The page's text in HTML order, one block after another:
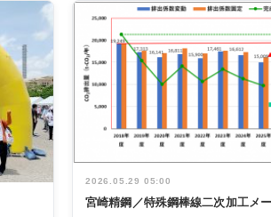
2026.05.29 05:00
宮崎精鋼／特殊鋼棒線二次加工メ